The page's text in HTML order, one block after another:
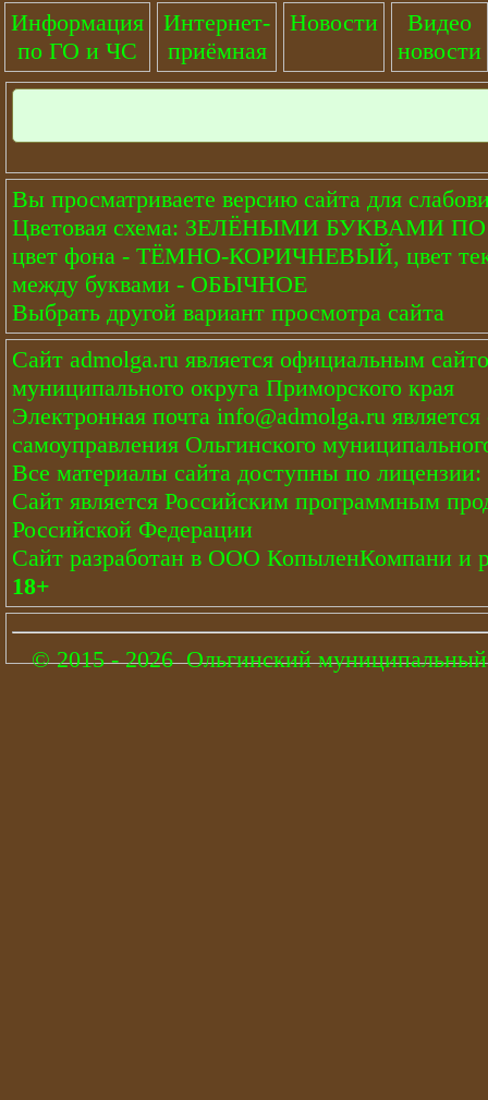
Информация
по ГО и ЧС
Интернет-
приёмная
Новости
Видео
новости
Вы просматриваете версию сайта для
Цветовая схема: ЗЕЛЁНЫМИ БУКВАМИ
цвет фона - ТЁМНО-КОРИЧНЕВЫЙ, цвет
между буквами - ОБЫЧНОЕ
Выбрать другой вариант просмотра сайта
Сайт admolga.ru является официальным
муниципального округа Приморского края
Электронная почта info@admolga.ru
самоуправления Ольгинского
Все материалы сайта доступны по лицензии:
Сайт является Российским программным
Российской Федерации
Сайт разработан в ООО КопыленКомпани и
18+
© 2015 - 2026 Ольгинский муниципальный